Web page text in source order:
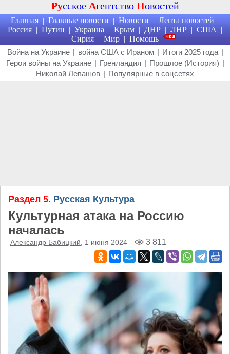
Русское Агентство Новостей
Главная | Главные новости | Новости | Лента новостей |
Россия | Путин | Украина | Крым | ДНР | ЛНР | США |
Сирия | Мир | Помощь
Война на Украине | война США с Ираном | Итоги 2025 года |
Герои войны на Украине | Гренландия | Прошлое (История) |
Николай Левашов | Популярные в соцсетях
Раздел 5. Русская Культура
Культурная атака на Россию
началась
Александр Бабицкий , 1 июня 2024 3 811